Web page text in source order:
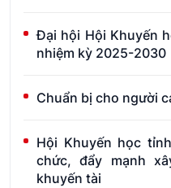
Đại hội Hội Khuyến
nhiệm kỳ 2025-2030
Chuẩn bị cho người
Hội Khuyến học
chức, đẩy mạnh
khuyến tài